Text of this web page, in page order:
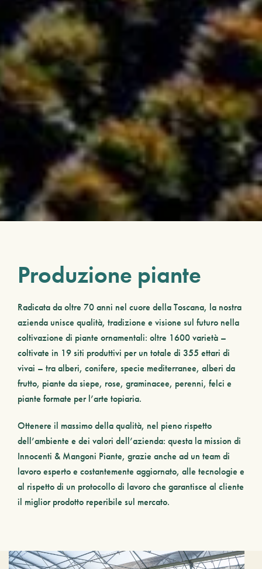
Produzione piante
Radicata daoltre 70 anni nel cuore dellaToscana, la nostra
azienda unisce qualità, tradizione e visione sul futuro nella
coltivazione di piante ornamentali: oltre 1600 varietà –
coltivate in 19 siti produttivi per un totale di 355 ettari di
vivai – tra alberi, conifere, specie mediterranee, alberi da
frutto, piante da siepe, rose, graminacee, perenni, felci e
piante formate per l’arte topiaria.
Ottenere il massimo della qualità, nel pieno rispetto
dell’ambiente e dei valori dell’azienda: questa la mission di
Innocenti & Mangoni Piante, grazie anche ad un team di
lavoro esperto e costantemente aggiornato, alle tecnologie e
al rispetto di un protocollo di lavoro che garantisce al cliente
il miglior prodotto reperibile sul mercato.